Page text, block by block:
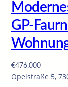
GP-
€476.000
Opelstraße 5,